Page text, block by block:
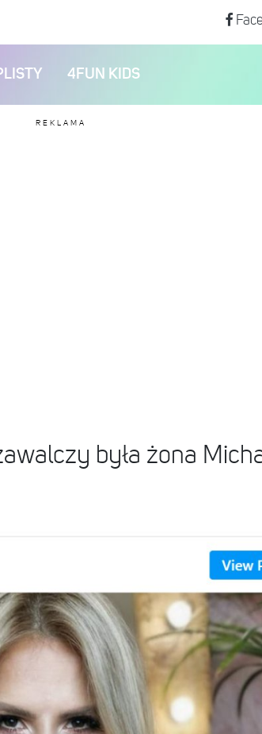
4FUN KIDS
REKLAMA
była żona